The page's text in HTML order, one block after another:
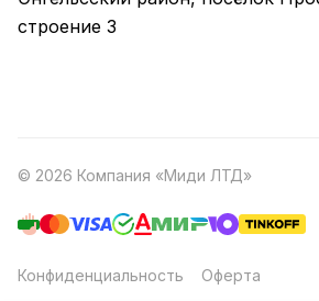
строение 3
© 2026 Компания «Миди ЛТД»
Конфиденциальность Оферта